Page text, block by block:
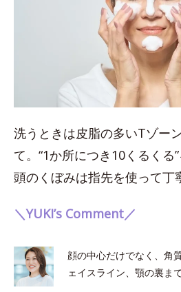
洗うときは皮脂の多いTゾー
て。“1か所につき10くるくる
頭のくぼみは指先を使って丁
＼YUKI’s Comment／
顔の中心だけでなく、角
ェイスライン、顎の裏ま